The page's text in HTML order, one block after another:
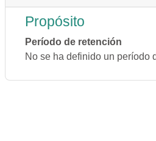
Propósito
Período de retención
No se ha definido un período